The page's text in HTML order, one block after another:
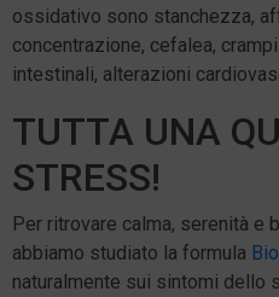
ossidativo sono stanchezza,
concentrazione, cefalea,
intestinali, alterazioni
TUTTA UNA
STRESS!
Per ritrovare calma, serenità e
abbiamo studiato la formula
naturalmente sui sintomi dello